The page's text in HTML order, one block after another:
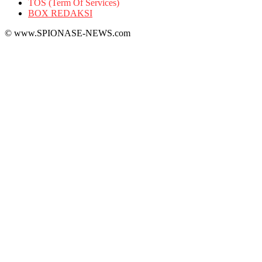
TOS (Term Of Services)
BOX REDAKSI
© www.SPIONASE-NEWS.com